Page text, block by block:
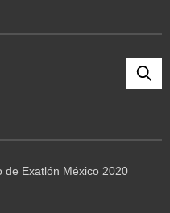
de Exatlón México 2020